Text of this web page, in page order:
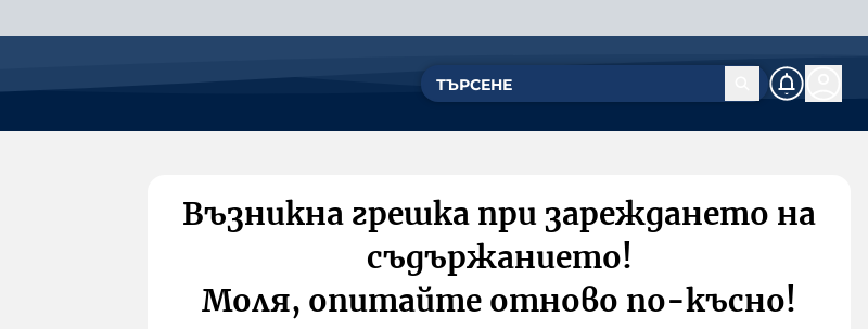
Възникна грешка при зареждането на
съдържанието!
Моля, опитайте отново по-късно!